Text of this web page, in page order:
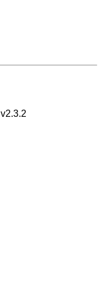
v2.3.2